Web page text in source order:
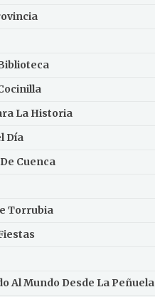
La Historia
Día
Cuenca
Torrubia
Al Mundo Desde La Peñuela